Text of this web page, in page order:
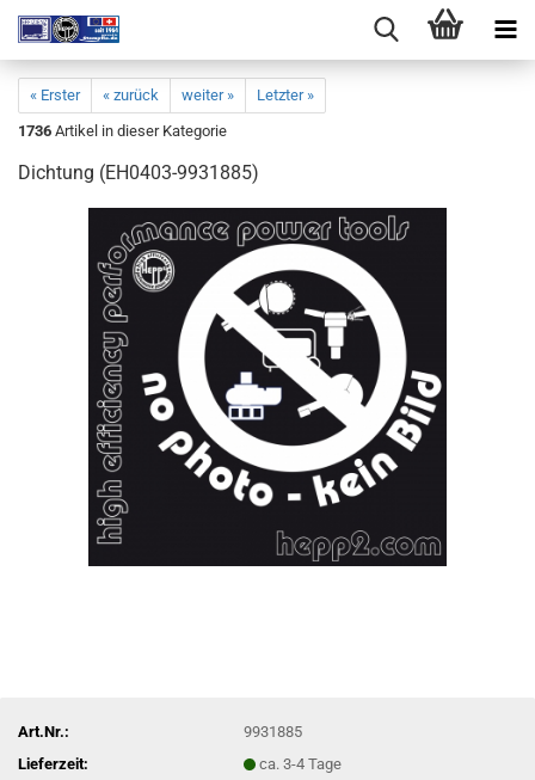
« Erster « zurück weiter »
Letzter »
1736 Artikel in dieser Kategorie
Dichtung (EH0403-9931885)
Art.Nr.:
9931885
Lieferzeit:
ca. 3-4 Tage